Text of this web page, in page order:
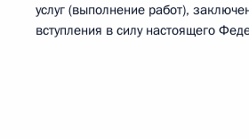
услуг (выполнение работ),
вступления в силу настоящего